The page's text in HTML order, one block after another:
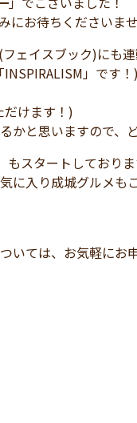
にお待ちくださいま
イスブック)にも連
」です！
けます！)
と思いますので、
スタートしておりま
に入り成城グルメも
ては、お気軽にお